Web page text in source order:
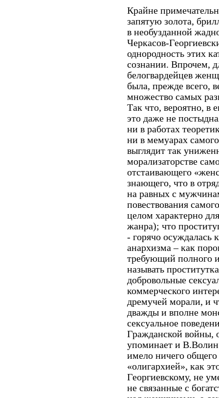
Крайне
запятую золота,
в необузданной
Черкасов-
однородность этих
сознании. Впрочем,
белогвардейцев
была, прежде всего,
множество самых
Так что, вероятно, в
это даже не
ни в работах
ни в мемуарах
выглядит так
морализаторстве
отстаивающего
знающего, что в
на равных с
повествования
целом характерно
жанра); что
- горячо осуждалась
анархизма – как
требующий полного
называть
добровольные
коммерческого
дремучей морали, и
дважды и вполне
сексуальное
Гражданской войны,
упоминает и
имело ничего
«олигархией», как
Георгиевскому, не
не связанные с